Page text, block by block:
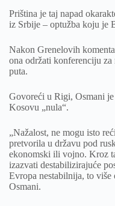
Priština je taj napad
iz Srbije – optužba koju je
Nakon Grenelovih
ona održati konferenciju
puta.
Govoreći u Rigi, Osmani
Kosovu „nula“.
„Nažalost, ne mogu isto
pretvorila u državu pod
ekonomski ili vojno. Kroz
izazvati destabilizirajuće
Evropa nestabilnija, to više
Osmani.